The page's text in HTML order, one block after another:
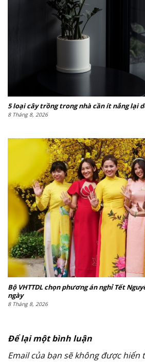
5 loại cây trồng trong nhà cần ít nắng lại
8 Tháng 8, 2026
Bộ VHTTDL chọn phương án nghỉ Tết
ngày
8 Tháng 8, 2026
Để lại một bình luận
Email của bạn sẽ không được hiển